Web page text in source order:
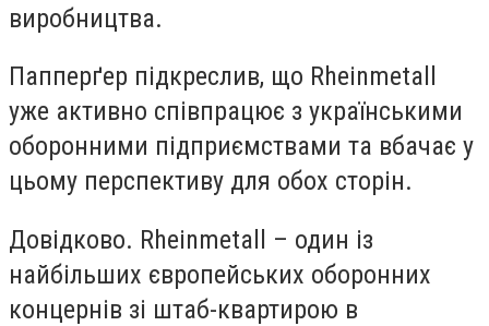
виробництва.
Папперґер підкреслив, що Rheinmetall
уже активно співпрацює з українськими
оборонними підприємствами та вбачає у
цьому перспективу для обох сторін.
Довідково. Rheinmetall – один із
найбільших європейських оборонних
концернів зі штаб-квартирою в